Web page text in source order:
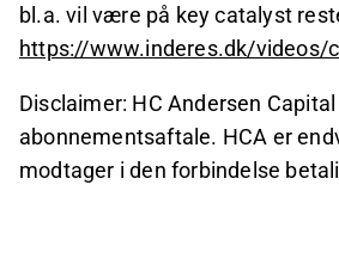
bl.a. vil være på key catalyst
https://www.inderes.dk/videos/
Disclaimer: HC Andersen
abonnementsaftale. HCA er
modtager i den forbindelse